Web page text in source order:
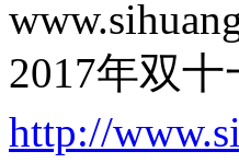
2017年双
http://